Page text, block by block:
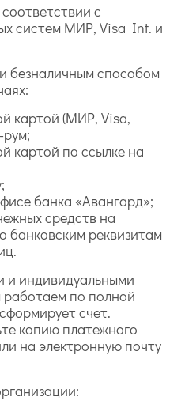
с
систем МИР, Visa Int. и
безналичным способом
картой (МИР, Visa,
картой по ссылке на
банка «Авангард»;
средств на
банковским реквизитам
и индивидуальными
по полной
счет.
копию платежного
на электронную почту